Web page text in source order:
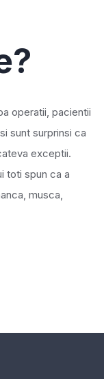
operatii, pacientii
sunt surprinsi ca
exceptii.
toti spun ca a
musca,